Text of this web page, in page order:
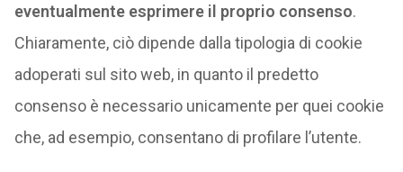
eventualmente esprimere il proprio consenso.
Chiaramente, ciò dipende dalla tipologia di cookie
adoperati sul sito web, in quanto il predetto
consenso è necessario unicamente per quei cookie
che, ad esempio, consentano di profilare l’utente.